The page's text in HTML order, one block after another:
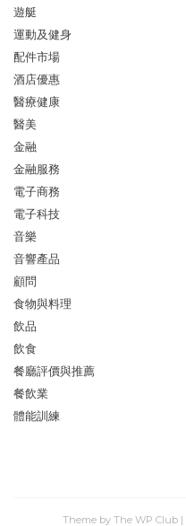
遊艇
運動及健身
配件市場
酒店優惠
醫療健康
醫美
金融
金融服務
電子商務
電子科技
音樂
音響產品
顧問
食物與料理
飲品
飲食
餐廳評價與推薦
餐飲業
體能訓練
Theme by The WP Club |